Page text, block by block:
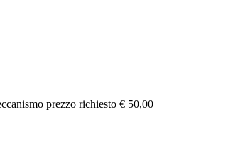
prezzo richiesto € 50,00